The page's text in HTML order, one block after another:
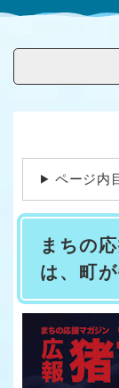
ページ内
まちの
は、町